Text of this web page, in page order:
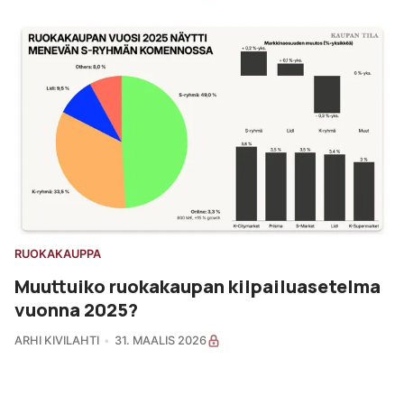
RUOKAKAUPPA
Muuttuiko ruokakaupan kilpailuasetelma
vuonna 2025?
ARHI KIVILAHTI 31. MAALIS 2026